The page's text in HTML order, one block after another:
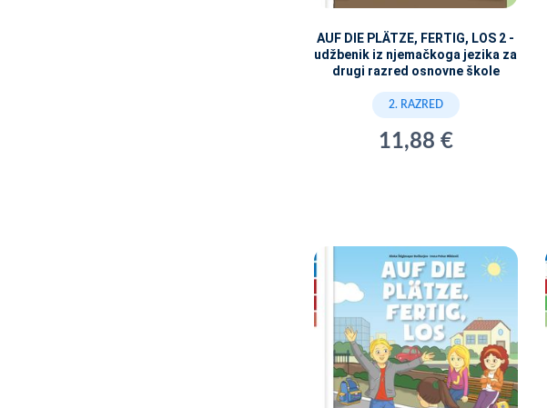
AUF DIE PLÄTZE, FERTIG, LOS 2 -
udžbenik iz njemačkoga jezika za
drugi razred osnovne škole
2. RAZRED
11,88 €